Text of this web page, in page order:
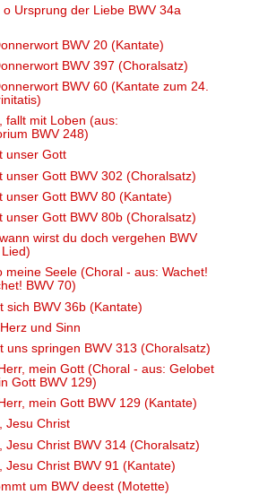
Ursprung der Liebe BWV 34a
BWV 20 (Kantate)
BWV 397 (Choralsatz)
BWV 60 (Kantate zum 24.
fallt mit Loben (aus:
BWV 248)
unser Gott
unser Gott BWV 302 (Choralsatz)
unser Gott BWV 80 (Kantate)
unser Gott BWV 80b (Choralsatz)
wirst du doch vergehen BWV
meine Seele (Choral - aus: Wachet!
BWV 70)
sich BWV 36b (Kantate)
und Sinn
uns springen BWV 313 (Choralsatz)
mein Gott (Choral - aus: Gelobet
Gott BWV 129)
mein Gott BWV 129 (Kantate)
Jesu Christ
Jesu Christ BWV 314 (Choralsatz)
Jesu Christ BWV 91 (Kantate)
um BWV deest (Motette)